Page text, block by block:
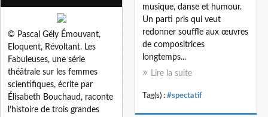
musique, danse et humour.
Un parti pris qui veut
redonner souffle aux œuvres
de compositrices
longtemps...
Lire la suite
Tag(s) : #spectatif
© Pascal Gély Émouvant,
Eloquent, Révoltant. Les
Fabuleuses, une série
théâtrale sur les femmes
scientifiques, écrite par
Élisabeth Bouchaud, raconte
l’histoire de trois grandes